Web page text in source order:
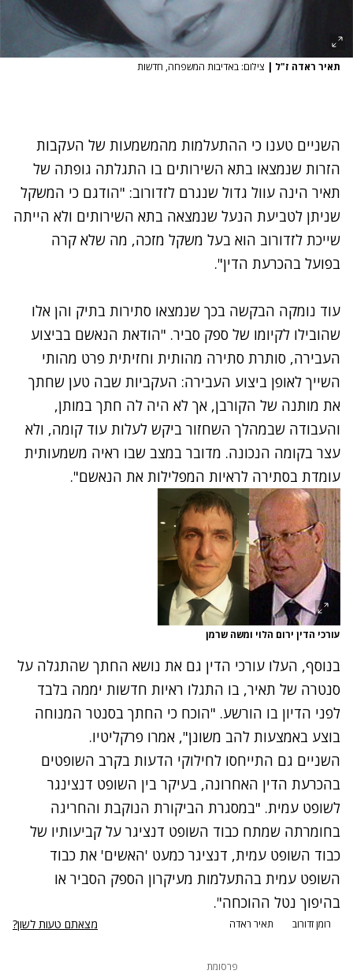
תאיר ראדה ז"ל | צילום: באדיבות המשפחה, חדשות
השניים טענו כי ההתעלמות מהמשמעות של העקבות
הזרות שנמצאו בתא השירותים בו התגלתה גופתה של
תאיר הינה עוול גדול שנגרם לזדורוב: "הודגם כי המשקל
שניתן לטביעת הנעל שנמצאה בתא השירותים ולא הייתה
שייכת לזדורוב הוא בעל משקל מזכה, מה שלא קרה
בפועל בהכרעת הדין".
עוד נומקה הבקשה בכך שנמצאו סתירות בתיק והן אלו
שהובילו לקיומו של ספק סביר. "הודאת הנאשם בביצוע
העבירה, סותרת סתירה מהותית וחזיתית פרט מהותי
השייך לאופן ביצוע העבירה: העקביות שבה טען שחתך
את מותנה של הקורבן, אך לא היה לה חתך במותן,
והעבודה שבמהלך השחזור ביקש לעלות עוד קומה, ולא
עצר בקומה הנכונה. מדובר במצב שבו ראיה משמעותית
עומדת בסתירה לראיות המפלילות את הנאשם".
עורכי הדין ירום הלוי ומשה שרמן
בנוסף, העלו עורכי הדין גם את נושא החתך שהתגלה על
סנטרה של תאיר, בו התגלו ראיות חדשות יממה בלבד
לפני הדיון בו הורשע. "הוכח כי החתך בסנטר המנוחה
בוצע באמצעות להב משונן", אמרו פרקליטיו.
השניים גם התייחסו לחילוקי הדעות בקרב השופטים
בהכרעת הדין האחרונה, בעיקר בין השופט דנצינגר
לשופט עמית. "במסגרת הביקורת הנוקבת והחריגה
בחומרתה שמתח כבוד השופט דנציגר על קביעותיו של
כבוד השופט עמית, דנציגר כמעט 'האשים' את כבוד
השופט עמית בהתעלמות מעיקרון הספק הסביר או
בהיפוך נטל ההוכחה".
רומן זדורוב תאיר ראדה מצאתם טעות לשון?
פרסומת